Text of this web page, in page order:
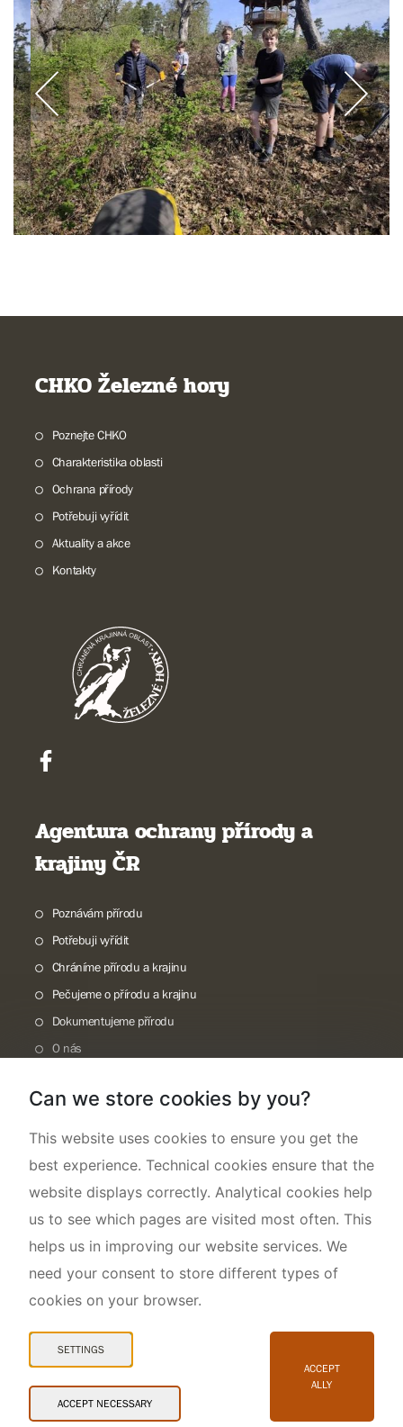
CHKO Železné hory
Poznejte CHKO
Charakteristika oblasti
Ochrana přírody
Potřebuji vyřídit
Aktuality a akce
Kontakty
Agentura ochrany přírody a
krajiny ČR
Poznávám přírodu
Potřebuji vyřídit
Chráníme přírodu a krajinu
Pečujeme o přírodu a krajinu
Dokumentujeme přírodu
O nás
Snadné čtení
© 2026 AOPK ČR
Can we store cookies by you?
This website uses cookies to ensure you get the
best experience. Technical cookies ensure that the
website displays correctly. Analytical cookies help
us to see which pages are visited most often. This
helps us in improving our website services. We
need your consent to store different types of
cookies on your browser.
SETTINGS
ACCEPT NECESSARY
ACCEPT
ALLY